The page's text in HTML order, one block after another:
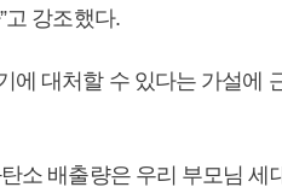
고 강조했다.
에 대처할 수 있다는 가설에
소 배출량은 우리 부모님 세